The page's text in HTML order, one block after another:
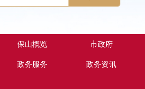
保山概览 市政府
政务服务 政务资讯